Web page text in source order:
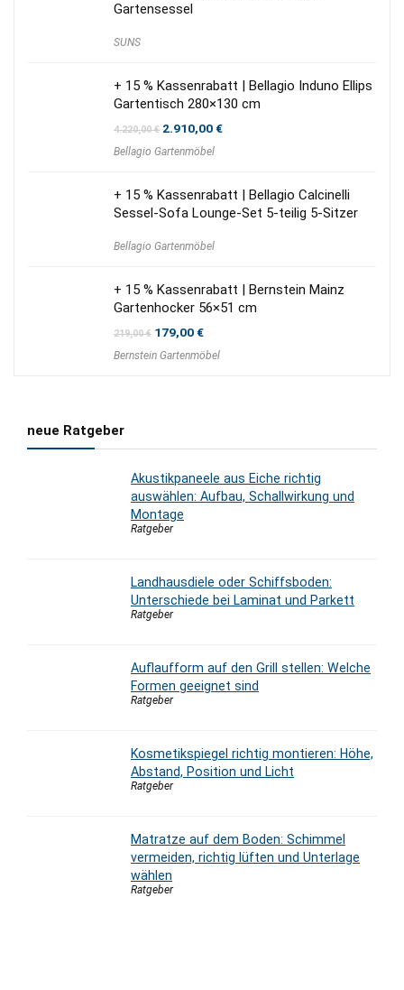
Gartensessel
SUNS
+ 15 % Kassenrabatt | Bellagio Induno Ellips
Gartentisch 280×130 cm
4.220,00€ Ursprünglicher
war:
2.910,00€Aktueller
Bellagio Gartenmöbel
+ 15 % Kassenrabatt | Bellagio Calcinelli
Sessel-Sofa Lounge-Set 5-teilig 5-Sitzer
Bellagio Gartenmöbel
+ 15 % Kassenrabatt | Bernstein Mainz
Gartenhocker 56×51 cm
219,00€ Ursprünglicher
war:
179,00€Aktueller
ist:
Bernstein Gartenmöbel
neue Ratgeber
Akustikpaneele aus Eiche richtig
auswählen: Aufbau, Schallwirkung und
Montage
Ratgeber
Landhausdiele oder Schiffsboden:
Unterschiede bei Laminat und Parkett
Ratgeber
Auflaufform auf den Grill stellen: Welche
Formen geeignet sind
Ratgeber
Kosmetikspiegel richtig montieren: Höhe,
Abstand, Position und Licht
Ratgeber
Matratze auf dem Boden: Schimmel
vermeiden, richtig lüften und Unterlage
wählen
Ratgeber